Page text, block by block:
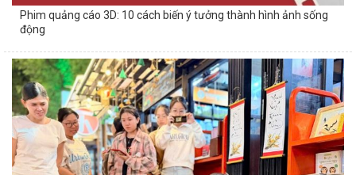
Phim quảng cáo 3D: 10 cách biến ý tưởng thành hình ảnh sống
động